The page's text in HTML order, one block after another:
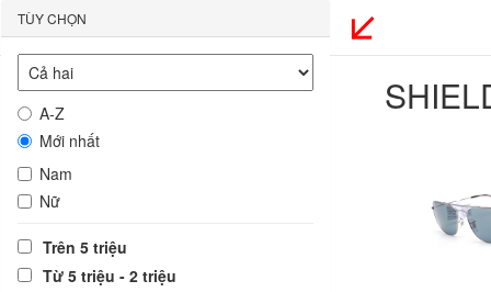
TÙY CHỌN
A-Z
Mới nhất
Nam
Nữ
Trên 5 triệu
Từ 5 triệu - 2 triệu